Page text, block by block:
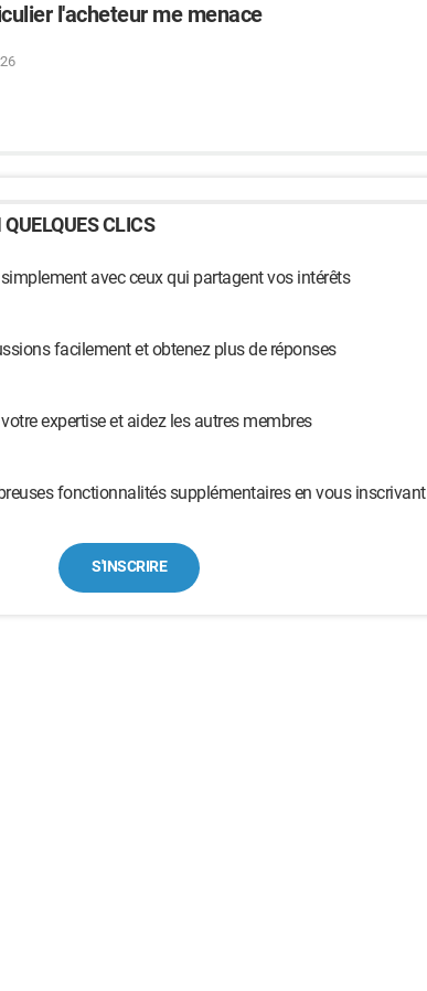
l'acheteur me menace
CLICS
avec ceux qui partagent vos intérêts
facilement et obtenez plus de réponses
expertise et aidez les autres membres
fonctionnalités supplémentaires en vous inscrivant
S'INSCRIRE